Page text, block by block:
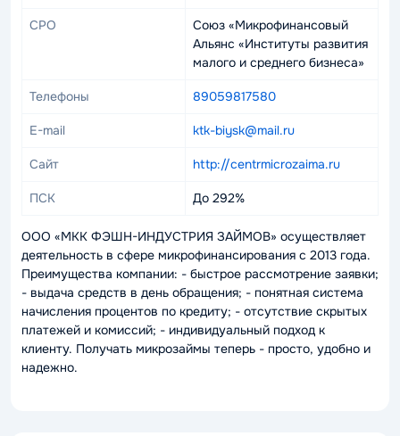
СРО
Союз «Микрофинансовый
Альянс «Институты развития
малого и среднего бизнеса»
Телефоны 89059817580
E-mail ktk-biysk@mail.ru
Сайт http://centrmicrozaima.ru
ПСК До 292%
ООО «МКК ФЭШН-ИНДУСТРИЯ ЗАЙМОВ» осуществляет
деятельность в сфере микрофинансирования с 2013 года.
Преимущества компании: - быстрое рассмотрение заявки;
- выдача средств в день обращения; - понятная система
начисления процентов по кредиту; - отсутствие скрытых
платежей и комиссий; - индивидуальный подход к
клиенту. Получать микрозаймы теперь - просто, удобно и
надежно.